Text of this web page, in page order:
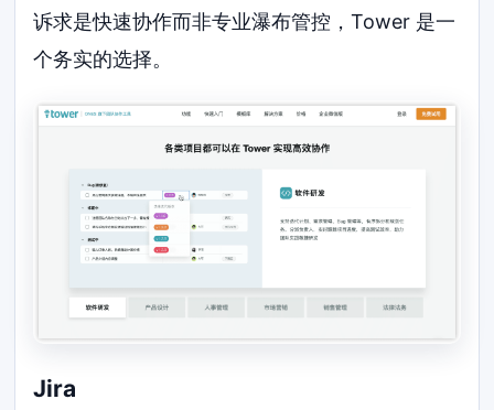
诉求是快速协作而非专业瀑布管控，Tower 是一
个务实的选择。
Jira